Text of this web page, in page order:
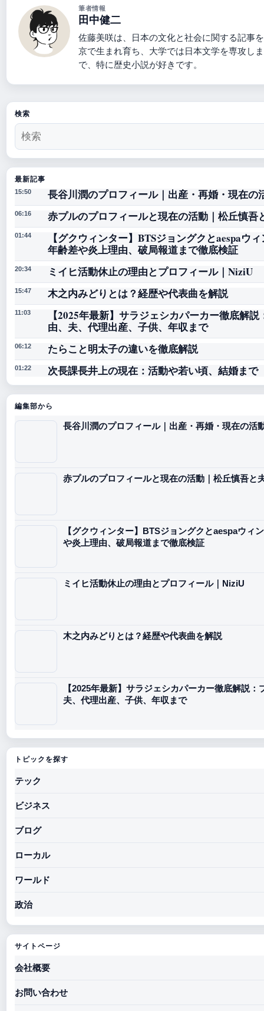
筆者情報
田中健二
佐藤美咲は、日本の文化と社会に関する記事
京で生まれ育ち、大学では日本文学を専攻し
で、特に歴史小説が好きです。
検索
最新記事
15:50 長谷川潤のプロフィール｜出産・再婚・現在の
06:16 赤プルのプロフィールと現在の活動｜松丘慎吾
01:44
【グクウィンター】BTSジョングクとaespaウ
年齢差や炎上理由、破局報道まで徹底検証
20:34 ミイヒ活動休止の理由とプロフィール｜NiziU
15:47 木之内みどりとは？経歴や代表曲を解説
11:03
【2025年最新】サラジェシカパーカー徹底解
由、夫、代理出産、子供、年収まで
06:12 たらこと明太子の違いを徹底解説
01:22 次長課長井上の現在：活動や若い頃、結婚まで
編集部から
長谷川潤のプロフィール｜出産・再婚・現在の活
赤プルのプロフィールと現在の活動｜松丘慎吾と
【グクウィンター】BTSジョングクとaespaウィ
や炎上理由、破局報道まで徹底検証
ミイヒ活動休止の理由とプロフィール｜NiziU
木之内みどりとは？経歴や代表曲を解説
【2025年最新】サラジェシカパーカー徹底解説
夫、代理出産、子供、年収まで
トピックを探す
テック
ビジネス
ブログ
ローカル
ワールド
政治
サイトページ
会社概要
お問い合わせ